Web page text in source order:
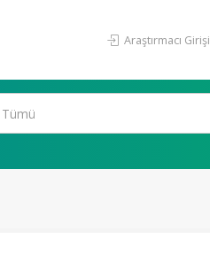
Araştırmacı Girişi